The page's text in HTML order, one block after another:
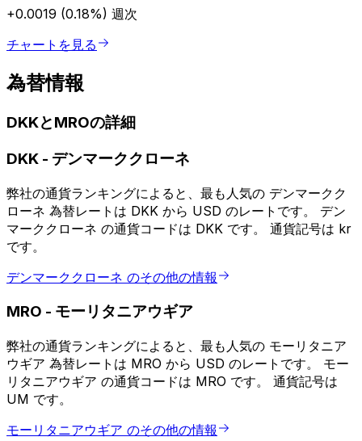
+0.0019 (0.18%) 週次
チャートを見る
為替情報
DKKとMROの詳細
DKK - デンマーククローネ
弊社の通貨ランキングによると、最も人気の デンマークク
ローネ 為替レートは DKK から USD のレートです。 デン
マーククローネ の通貨コードは DKK です。 通貨記号は kr
です。
デンマーククローネ のその他の情報
MRO - モーリタニアウギア
弊社の通貨ランキングによると、最も人気の モーリタニア
ウギア 為替レートは MRO から USD のレートです。 モー
リタニアウギア の通貨コードは MRO です。 通貨記号は
UM です。
モーリタニアウギア のその他の情報